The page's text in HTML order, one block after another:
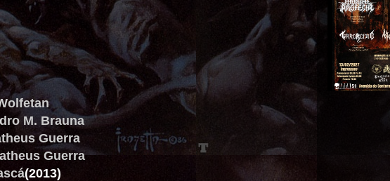
M. Brauna
Guerra
Guerra
(2013)